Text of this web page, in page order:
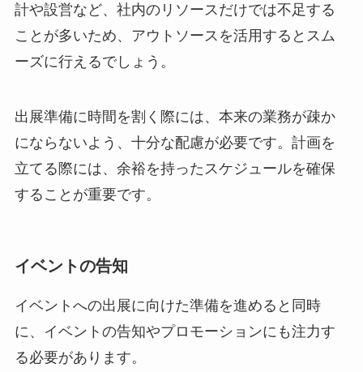
計や設営など、社内のリソースだけでは不足する
ことが多いため、アウトソースを活用するとスム
ーズに行えるでしょう。
出展準備に時間を割く際には、本来の業務が疎か
にならないよう、十分な配慮が必要です。計画を
立てる際には、余裕を持ったスケジュールを確保
することが重要です。
イベントの告知
イベントへの出展に向けた準備を進めると同時
に、イベントの告知やプロモーションにも注力す
る必要があります。